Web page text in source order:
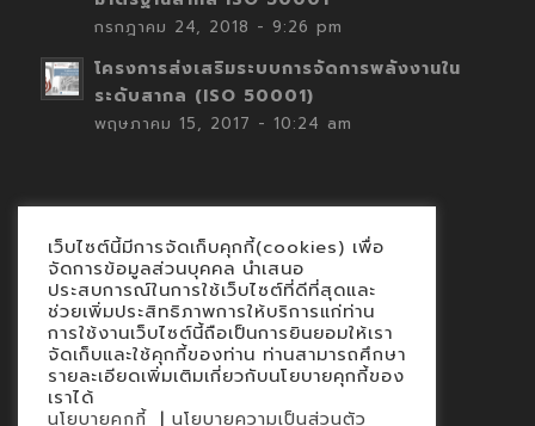
กรกฎาคม 24, 2018 - 9:26 pm
โครงการส่งเสริมระบบการจัดการพลังงานใน
ระดับสากล (ISO 50001)
พฤษภาคม 15, 2017 - 10:24 am
Contact
นโยบายคุกกี้
นโยบายข้อมูลส่วนบุคคล
เว็บไซต์นี้มีการจัดเก็บคุกกี้(cookies) เพื่อ
จัดการข้อมูลส่วนบุคคล นำเสนอ
ประสบการณ์ในการใช้เว็บไซต์ที่ดีที่สุดและ
ช่วยเพิ่มประสิทธิภาพการให้บริการแก่ท่าน
การใช้งานเว็บไซต์นี้ถือเป็นการยินยอมให้เรา
จัดเก็บและใช้คุกกี้ของท่าน ท่านสามารถศึกษา
รายละเอียดเพิ่มเติมเกี่ยวกับนโยบายคุกกี้ของ
เราได้
นโยบายคุกกี้ | นโยบายความเป็นส่วนตัว